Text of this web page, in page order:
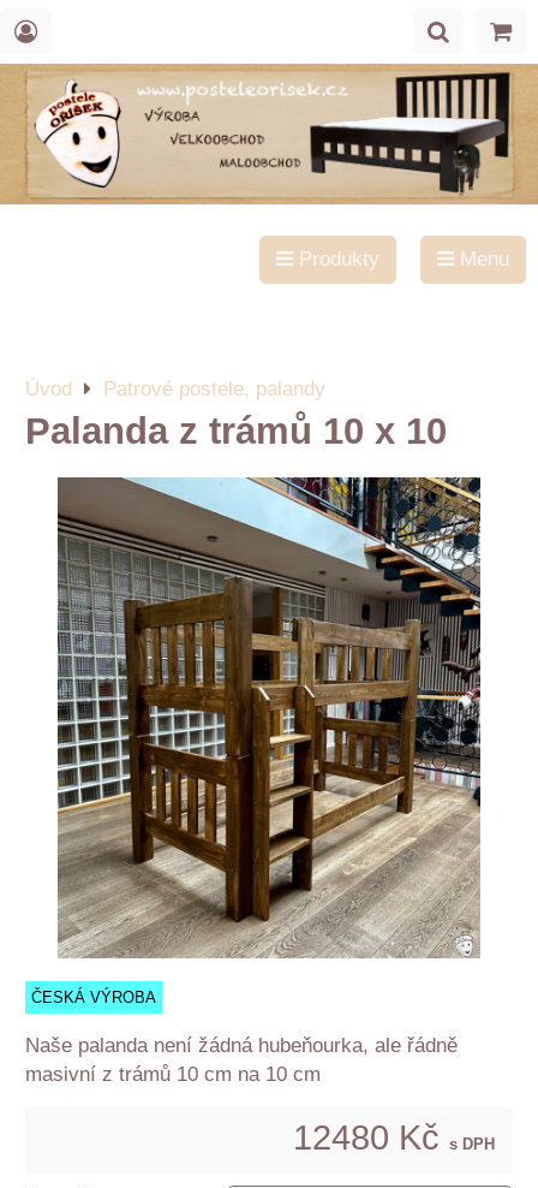
Produkty Menu
Úvod Patrové postele, palandy
Palanda z trámů 10 x 10
ČESKÁ VÝROBA
Naše palanda není žádná hubeňourka, ale řádně
masivní z trámů 10 cm na 10 cm
12480 Kč s DPH